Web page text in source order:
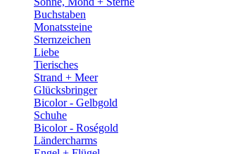
Buchstaben
Monatssteine
Sternzeichen
Liebe
Tierisches
Strand + Meer
Glücksbringer
Bicolor - Gelbgold
Schuhe
Bicolor - Roségold
Ländercharms